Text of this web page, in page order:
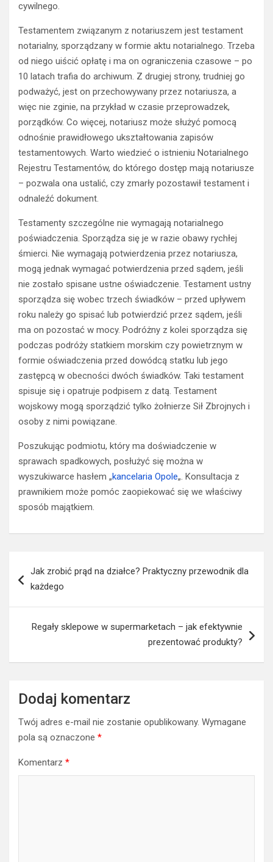
cywilnego.
Testamentem związanym z notariuszem jest testament
notarialny, sporządzany w formie aktu notarialnego. Trzeba
od niego uiścić opłatę i ma on ograniczenia czasowe – po
10 latach trafia do archiwum. Z drugiej strony, trudniej go
podważyć, jest on przechowywany przez notariusza, a
więc nie zginie, na przykład w czasie przeprowadzek,
porządków. Co więcej, notariusz może służyć pomocą
odnośnie prawidłowego ukształtowania zapisów
testamentowych. Warto wiedzieć o istnieniu Notarialnego
Rejestru Testamentów, do którego dostęp mają notariusze
– pozwala ona ustalić, czy zmarły pozostawił testament i
odnaleźć dokument.
Testamenty szczególne nie wymagają notarialnego
poświadczenia. Sporządza się je w razie obawy rychłej
śmierci. Nie wymagają potwierdzenia przez notariusza,
mogą jednak wymagać potwierdzenia przed sądem, jeśli
nie zostało spisane ustne oświadczenie. Testament ustny
sporządza się wobec trzech świadków – przed upływem
roku należy go spisać lub potwierdzić przez sądem, jeśli
ma on pozostać w mocy. Podróżny z kolei sporządza się
podczas podróży statkiem morskim czy powietrznym w
formie oświadczenia przed dowódcą statku lub jego
zastępcą w obecności dwóch świadków. Taki testament
spisuje się i opatruje podpisem z datą. Testament
wojskowy mogą sporządzić tylko żołnierze Sił Zbrojnych i
osoby z nimi powiązane.
Poszukując podmiotu, który ma doświadczenie w
sprawach spadkowych, posłużyć się można w
wyszukiwarce hasłem „kancelaria Opole„. Konsultacja z
prawnikiem może pomóc zaopiekować się we właściwy
sposób majątkiem.
wpisu
Jak zrobić prąd na działce? Praktyczny przewodnik dla
każdego
Regały sklepowe w supermarketach – jak efektywnie
prezentować produkty?
Dodaj komentarz
Twój adres e-mail nie zostanie opublikowany. Wymagane
pola są oznaczone *
Komentarz *